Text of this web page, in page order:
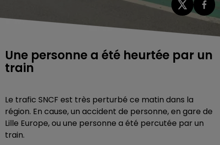
Une personne a été heurtée par un
train
Le trafic SNCF est très perturbé ce matin dans la
région. En cause, un accident de personne, en gare de
Lille Europe, ou une personne a été percutée par un
train.